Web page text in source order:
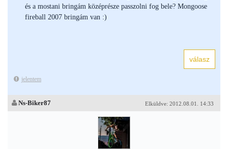
és a mostani bringám középrésze passzolni fog bele? Mongoose
fireball 2007 bringám van :)
jelentem
Elküldve: 2012.08.01. 14:33
Ns-Biker87